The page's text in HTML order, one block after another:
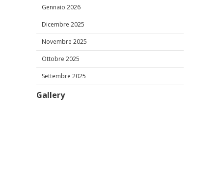
Gennaio 2026
Dicembre 2025
Novembre 2025
Ottobre 2025
Settembre 2025
Gallery